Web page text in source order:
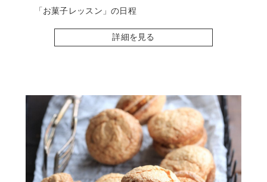
「お菓子レッスン」の日程
詳細を見る